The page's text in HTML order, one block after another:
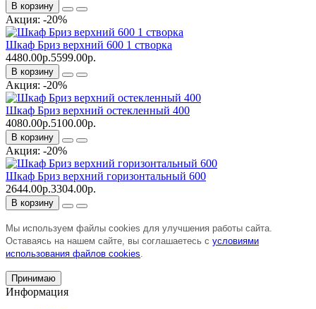
В корзину
Акция: -20%
Шкаф Бриз верхний 600 1 створка
4480.00р.5599.00р.
В корзину
Акция: -20%
Шкаф Бриз верхний остекленный 400
4080.00р.5100.00р.
В корзину
Акция: -20%
Шкаф Бриз верхний горизонтальный 600
2644.00р.3304.00р.
В корзину
Мы используем файлы cookies для улучшения работы сайта.
Оставаясь на нашем сайте, вы соглашаетесь с условиями
использования файлов cookies.
Принимаю
Информация